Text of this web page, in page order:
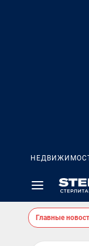
Главные